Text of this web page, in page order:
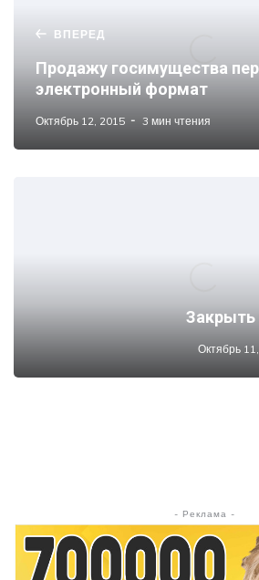
ВПЕРЕД
Продажу госимущества
электронный формат
Октябрь 12, 2015 3 мин чтения
Закрыть
Октябрь
- Реклама -